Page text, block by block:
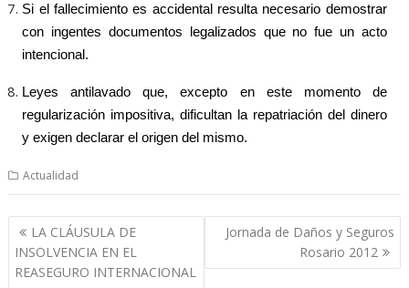
Si el fallecimiento es accidental resulta necesario demostrar
con ingentes documentos legalizados que no fue un acto
intencional.
Leyes antilavado que, excepto en este momento de
regularización impositiva, dificultan la repatriación del dinero
y exigen declarar el origen del mismo.
Actualidad
Navegación
de
entradas
LA CLÁUSULA DE
INSOLVENCIA EN EL
REASEGURO INTERNACIONAL
Jornada de Daños y Seguros
Rosario 2012